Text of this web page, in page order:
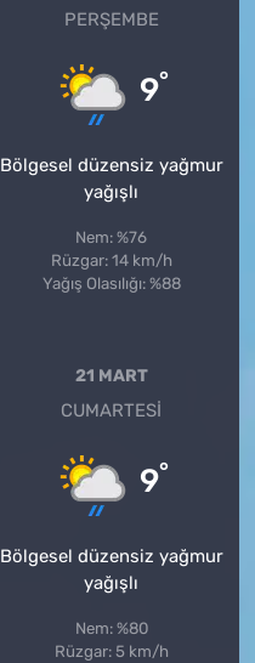
PERŞEMBE
9°
Bölgesel düzensiz yağmur
yağışlı
Nem: %76
Rüzgar: 14 km/h
Yağış Olasılığı: %88
21 MART
CUMARTESI
9°
Bölgesel düzensiz yağmur
yağışlı
Nem: %80
Rüzgar: 5 km/h